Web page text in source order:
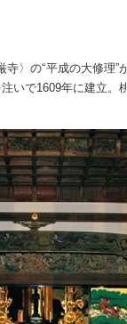
〉の“平成の大修理
いで1609年に建立